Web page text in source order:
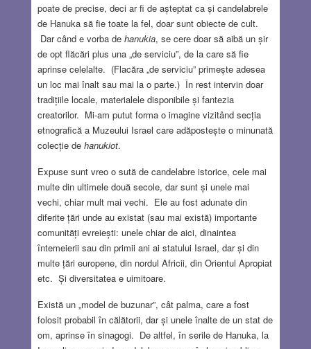
poate de precise, deci ar fi de așteptat ca și candelabrele
de Hanuka să fie toate la fel, doar sunt obiecte de cult.
Dar când e vorba de hanukia, se cere doar să aibă un șir
de opt flăcări plus una „de serviciu”, de la care să fie
aprinse celelalte. (Flacăra „de serviciu” primește adesea
un loc mai înalt sau mai la o parte.) În rest intervin doar
tradițiile locale, materialele disponibile și fantezia
creatorilor. Mi-am putut forma o imagine vizitând secția
etnografică a Muzeului Israel care adăpostește o minunată
colecție de hanukiot.
Expuse sunt vreo o sută de candelabre istorice, cele mai
multe din ultimele două secole, dar sunt și unele mai
vechi, chiar mult mai vechi. Ele au fost adunate din
diferite țări unde au existat (sau mai există) importante
comunități evreiești: unele chiar de aici, dinaintea
întemeierii sau din primii ani ai statului Israel, dar și din
multe țări europene, din nordul Africii, din Orientul Apropiat
etc. Și diversitatea e uimitoare.
Există un „model de buzunar”, cât palma, care a fost
folosit probabil în călătorii, dar și unele înalte de un stat de
om, aprinse în sinagogi. De altfel, în serile de Hanuka, la